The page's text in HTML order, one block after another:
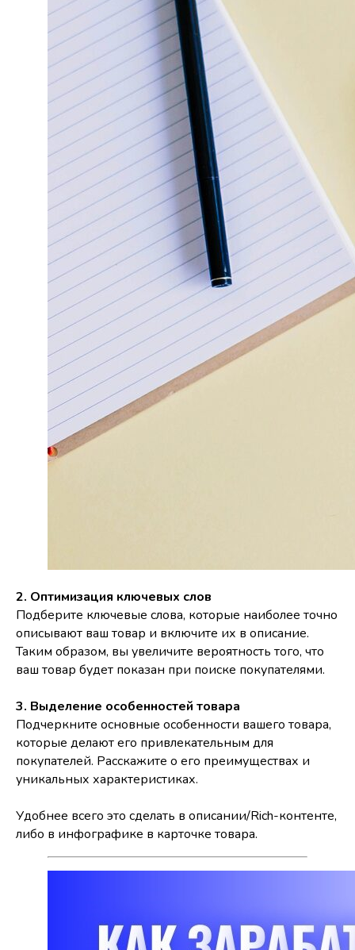
2. Оптимизация ключевых слов
Подберите ключевые слова, которые наиболее точно
описывают ваш товар и включите их в описание.
Таким образом, вы увеличите вероятность того, что
ваш товар будет показан при поиске покупателями.
3. Выделение особенностей товара
Подчеркните основные особенности вашего товара,
которые делают его привлекательным для
покупателей. Расскажите о его преимуществах и
уникальных характеристиках.
Удобнее всего это сделать в описании/Rich-контенте,
либо в инфографике в карточке товара.